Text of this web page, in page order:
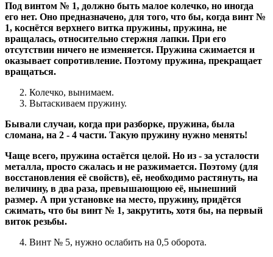
Под винтом № 1, должно быть малое колечко, но иногда
его нет. Оно предназначено, для того, что бы, когда винт №
1, коснётся верхнего витка пружины, пружина, не
вращалась, относительно стержня лапки. При его
отсутствии ничего не изменяется. Пружина сжимается и
оказывает сопротивление. Поэтому пружина, прекращает
вращаться.
Колечко, вынимаем.
Вытаскиваем пружину.
Бывали случаи, когда при разборке, пружина, была
сломана, на 2 - 4 части. Такую пружину нужно менять!
Чаще всего, пружина остаётся целой. Но из - за усталости
металла, просто сжалась и не разжимается. Поэтому (для
восстановления её свойств), её, необходимо растянуть, на
величину, в два раза, превышающюю её, нынешний
размер. А при установке на место, пружину, придётся
сжимать, что бы винт № 1, закрутить, хотя бы, на первый
виток резьбы.
Винт № 5, нужно ослабить на 0,5 оборота.